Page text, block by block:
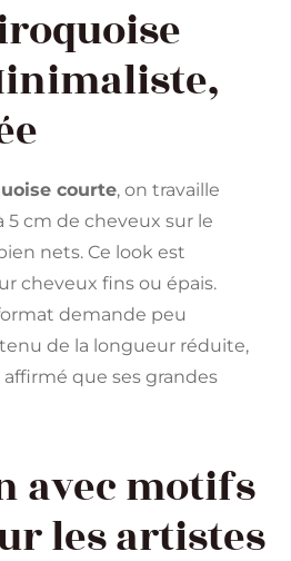
courte, on travaille
5 cm de cheveux sur le
nets. Ce look est
cheveux fins ou épais.
demande peu
de la longueur réduite,
que ses grandes
avec motifs
les artistes